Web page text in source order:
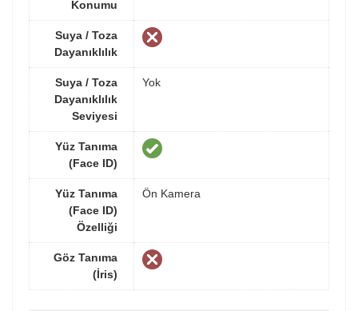
Konumu
Suya / Toza
Dayanıklılık
Suya / Toza
Dayanıklılık
Seviyesi
Yok
Yüz Tanıma
(Face ID)
Yüz Tanıma
(Face ID)
Özelliği
Ön Kamera
Göz Tanıma
(İris)